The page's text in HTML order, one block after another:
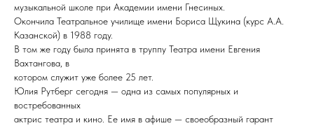
музыкальной школе при Академии имени Гнесиных.
Окончила Театральное училище имени Бориса Щукина (курс А.А.
Казанской) в 1988 году.
В том же году была принята в труппу Театра имени Евгения
Вахтангова, в
котором служит уже более 25 лет.
Юлия Рутберг сегодня — одна из самых популярных и
востребованных
актрис театра и кино. Ее имя в афише — своеобразный гарант